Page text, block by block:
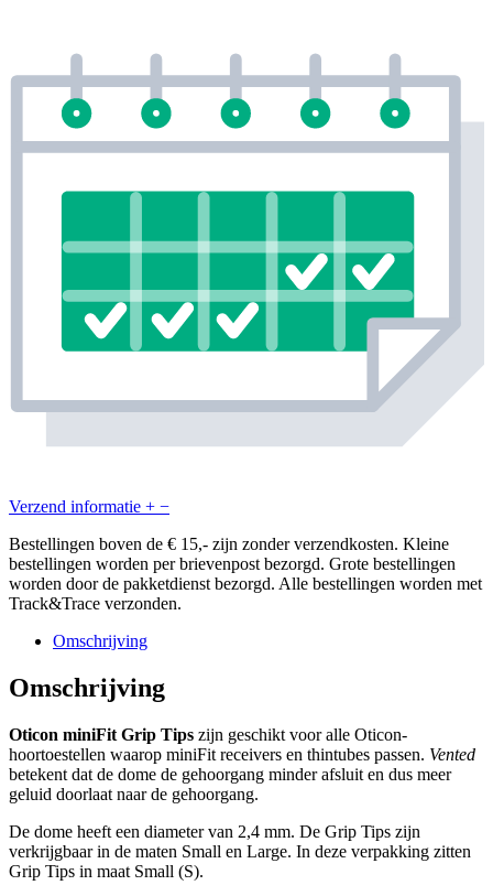
Verzend informatie + −
Bestellingen boven de € 15,- zijn zonder verzendkosten. Kleine
bestellingen worden per brievenpost bezorgd. Grote bestellingen
worden door de pakketdienst bezorgd. Alle bestellingen worden met
Track&Trace verzonden.
Omschrijving
Omschrijving
Oticon miniFit Grip Tips zijn geschikt voor alle Oticon-
hoortoestellen waarop miniFit receivers en thintubes passen. Vented
betekent dat de dome de gehoorgang minder afsluit en dus meer
geluid doorlaat naar de gehoorgang.
De dome heeft een diameter van 2,4 mm. De Grip Tips zijn
verkrijgbaar in de maten Small en Large. In deze verpakking zitten
Grip Tips in maat Small (S).